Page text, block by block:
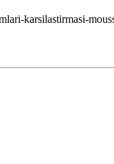
karsilastirmasi-